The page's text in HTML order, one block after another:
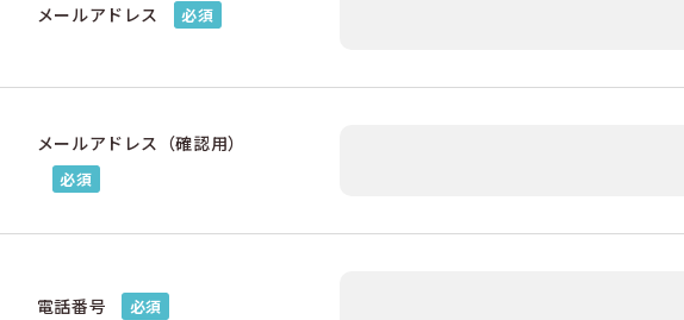
メールアドレス 必須
メールアドレス（確認用）
必須
電話番号 必須